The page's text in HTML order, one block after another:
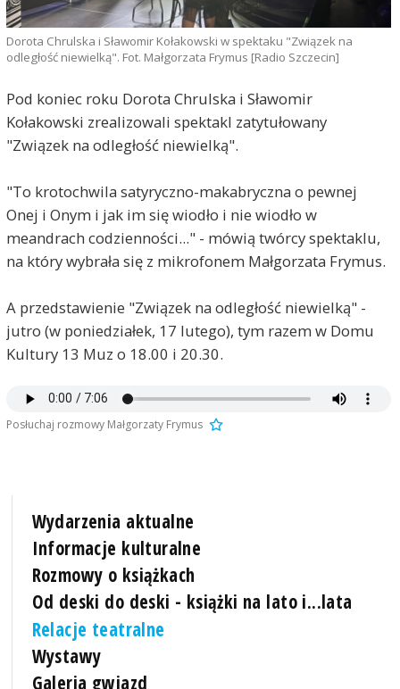
Dorota Chrulska i Sławomir Kołakowski w spektaku "Związek na
odległość niewielką". Fot. Małgorzata Frymus [Radio Szczecin]
Pod koniec roku Dorota Chrulska i Sławomir
Kołakowski zrealizowali spektakl zatytułowany
"Związek na odległość niewielką".
"To krotochwila satyryczno-makabryczna o pewnej
Onej i Onym i jak im się wiodło i nie wiodło w
meandrach codzienności..." - mówią twórcy spektaklu,
na który wybrała się z mikrofonem Małgorzata Frymus.
A przedstawienie "Związek na odległość niewielką" -
jutro (w poniedziałek, 17 lutego), tym razem w Domu
Kultury 13 Muz o 18.00 i 20.30.
Posłuchaj rozmowy Małgorzaty Frymus
Wydarzenia aktualne
Informacje kulturalne
Rozmowy o książkach
Od deski do deski - książki na lato i...lata
Relacje teatralne
Wystawy
Galeria gwiazd